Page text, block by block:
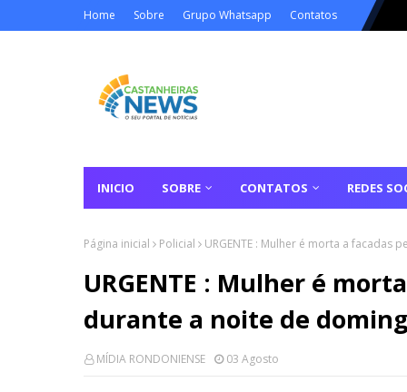
Home Sobre Grupo Whatsapp Contatos
INICIO SOBRE CONTATOS REDES
Página inicial Policial URGENTE : Mulher é morta a
URGENTE : Mulher é
durante a noite de
MÍDIA RONDONIENSE 03 Agosto